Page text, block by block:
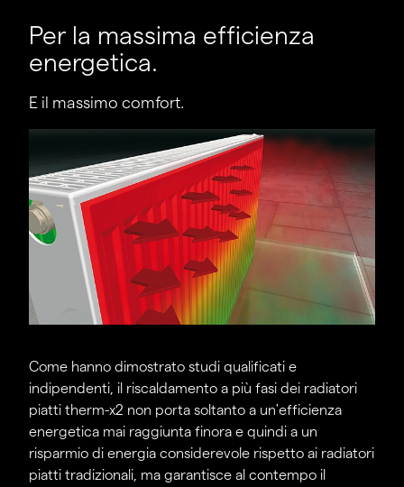
Per la massima efficienza
energetica.
E il massimo comfort.
Come hanno dimostrato studi qualificati e
indipendenti, il riscaldamento a più fasi dei radiatori
piatti therm-x2 non porta soltanto a un'efficienza
energetica mai raggiunta finora e quindi a un
risparmio di energia considerevole rispetto ai radiatori
piatti tradizionali, ma garantisce al contempo il